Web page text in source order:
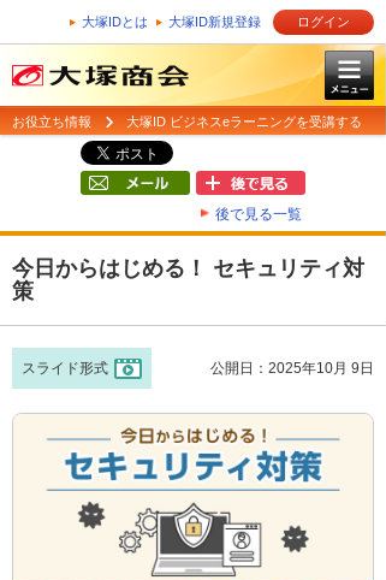
大塚IDとは 大塚ID新規登録 ログイン
お役立ち情報 大塚ID ビジネスeラーニングを受講する
後で見る一覧
今日からはじめる！ セキュリティ対
策
スライド形式 公開日：2025年10月 9日